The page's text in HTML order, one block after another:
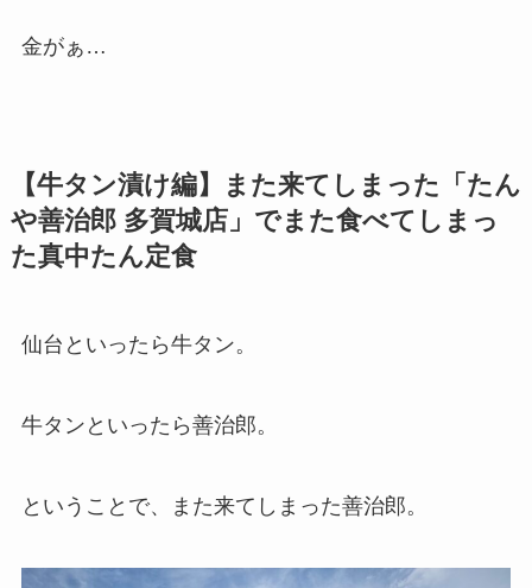
金がぁ…
【牛タン漬け編】また来てしまった「たん
や善治郎 多賀城店」でまた食べてしまっ
た真中たん定食
仙台といったら牛タン。
牛タンといったら善治郎。
ということで、また来てしまった善治郎。